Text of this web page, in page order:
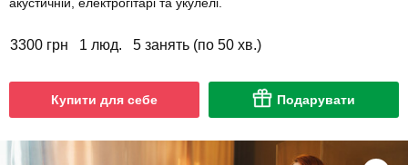
3300 грн 1 люд. 5 занять (по 50 хв.)
Купити для себе Подарувати